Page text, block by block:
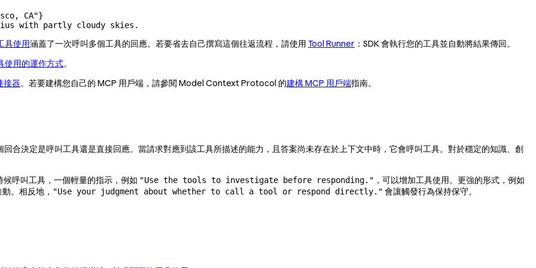
CA"}
with partly cloudy skies.
具使用涵蓋了一次呼叫多個工具的回應。若要省去自己撰寫這個往返流程，請使用 Tool Runner ：SDK 會執行您的工具並自動將結果傳回。
使用的運作方式。
接器。若要建構您自己的 MCP 用戶端，請參閱 Model Context Protocol 的建構 MCP 用戶端指南。
合決定是呼叫工具還是直接回應。當請求對應到該工具所描述的能力，且答案尚未存在於上下文中時，它會呼叫工具。對於穩定的知識、創
呼叫工具，一個輕量的指示，例如 "Use the tools to investigate before responding." ，可以增加工具使用。更強的形式，例如
。相反地， "Use your judgment about whether to call a tool or respond directly." 會讓觸發行為保持保守。